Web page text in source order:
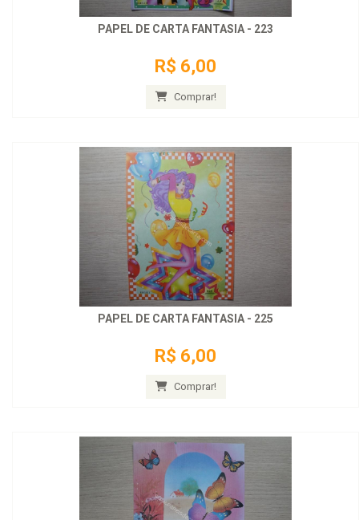
PAPEL DE CARTA FANTASIA - 223
R$ 6,00
Comprar!
PAPEL DE CARTA FANTASIA - 225
R$ 6,00
Comprar!